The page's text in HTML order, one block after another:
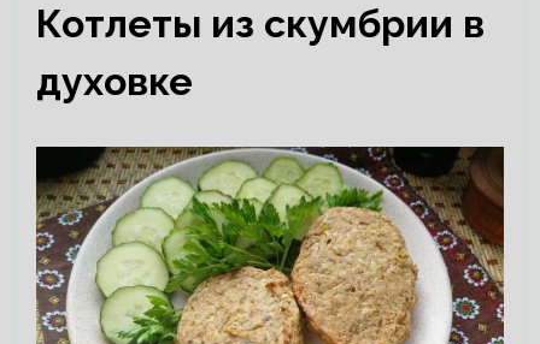
Котлеты из скумбрии в
духовке